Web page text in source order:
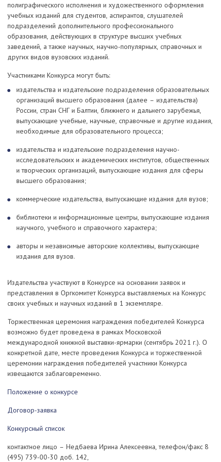
полиграфического исполнения и художественного оформления
учебных изданий для студентов, аспирантов, слушателей
подразделений дополнительного профессионального
образования, действующих в структуре высших учебных
заведений, а также научных, научно-популярных, справочных и
других видов вузовских изданий.
Участниками Конкурса могут быть:
издательства и издательские подразделения образовательных
организаций высшего образования (далее – издательства)
России, стран СНГ и Балтии, ближнего и дальнего зарубежья,
выпускающие учебные, научные, справочные и другие издания,
необходимые для образовательного процесса;
издательства и издательские подразделения научно-
исследовательских и академических институтов, общественных
и творческих организаций, выпускающие издания для сферы
высшего образования;
коммерческие издательства, выпускающие издания для вузов;
библиотеки и информационные центры, выпускающие издания
научного, учебного и справочного характера;
авторы и независимые авторские коллективы, выпускающие
издания для вузов.
Издательства участвуют в Конкурсе на основании заявок и
представления в Оргкомитет Конкурса выставляемых на Конкурс
своих учебных и научных изданий в 1 экземпляре.
Торжественная церемония награждения победителей Конкурса
возможно будет проведена в рамках Московской
международной книжной выставки-ярмарки (сентябрь 2021 г.). О
конкретной дате, месте проведения Конкурса и торжественной
церемонии награждения победителей участники Конкурса
извещаются заблаговременно.
Положение о конкурсе
Договор-заявка
Конкурсный список
контактное лицо – Недбаева Ирина Алексеевна, телефон/факс 8
(495) 739-00-30 доб. 142,